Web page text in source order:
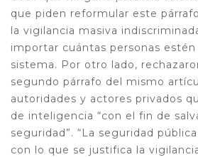
que piden reformular este
la vigilancia masiva
importar cuántas personas estén
sistema. Por otro lado,
segundo párrafo del mismo
autoridades y actores privados
de inteligencia “con el fin de
seguridad”. “La seguridad
con lo que se justifica la